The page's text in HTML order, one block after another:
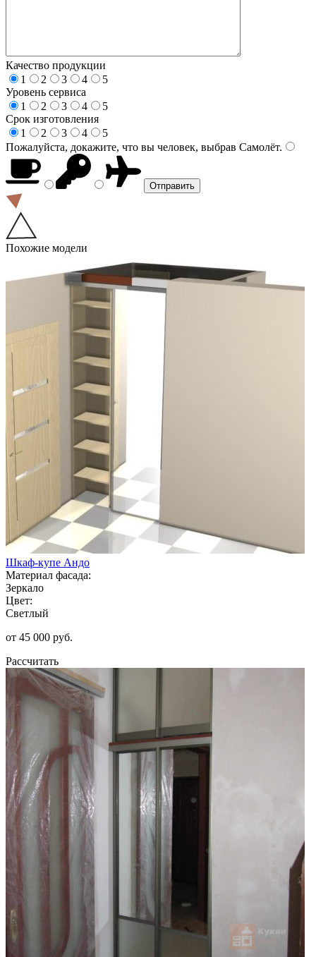
Качество продукции
1
2 3 4
5
Уровень сервиса
1
2 3 4
5
Срок изготовления
1
2 3 4
5
Пожалуйста, докажите, что вы человек, выбрав Самолёт.
Похожие модели
Шкаф-купе Андо
Материал фасада:
Зеркало
Цвет:
Светлый
от 45 000 руб.
Рассчитать